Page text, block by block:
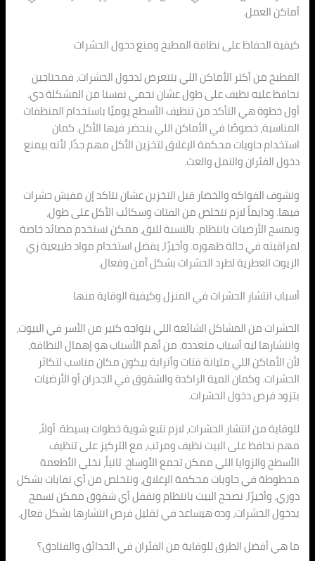
أماكن العمل.
كيفية الحفاظ على نظافة المطبخ ومنع دخول الحشرات
المطبخ من أكتر الأماكن اللي بتتعرض لدخول الحشرات، فمحتاجين
نحافظ عليه نظيف على طول عشان نحمي نفسنا من المشكلة دي.
أول خطوة هي التأكد من تنظيف الأسطح يوميًا باستخدام المنظفات
المناسبة، خصوصًا في الأماكن اللي بنحضر فيها الأكل. كمان
استخدام حاويات محكمة الإغلاق لتخزين الأكل مهم جدًا، لأنه بيمنع
دخول الفئران والنمل والعث.
ونشوف الفواكه والخضار قبل التخزين عشان نتاكد إن مفيش حشرات
فيها. ودايماً لازم نتخلص من الفتات وسكائب الأكل على طول،
ونمسح الأرضيات بانتظام. بالنسبة للبق، ممكن نستخدم مصائد خاصة
لمراقبته في حالة ظهوره. وأخيرًا، يفضل استخدام مواد طبيعية زي
الزيوت العطرية لطرد الحشرات بشكل آمن وفعال.
أسباب انتشار الحشرات في المنزل وكيفية الوقاية منها
الحشرات من المشاكل الشائعة اللي بتواجه كتير من الأسر في البيوت،
وانتشارها ليه أسباب متعددة. من أهم الأسباب هو إهمال النظافة،
لأن الأماكن اللي مليانة فتات وأترابة بيكون مكان مناسب لتكاثر
الحشرات. وكمان المية الراكدة والشقوق في الجدران أو الأرضيات
بتزود فرص دخول الحشرات.
للوقاية من انتشار الحشرات، لازم نتبع شوية خطوات بسيطة. أولاً،
مهم نحافظ على البيت نظيف ومرتب، مع التركيز على تنظيف
الأسطح والزوايا اللي ممكن تجمع الأوساخ. ثانياً، نخلي الأطعمة
محطوطة في حاويات محكمة الإغلاق، ونتخلص من أي نفايات بشكل
دوري. وأخيرًا، نصحح البيت بانتظام ونقفل أي شقوق ممكن تسمح
بدخول الحشرات، وده هيساعد في تقليل فرص انتشارها بشكل فعال.
ما هي أفضل الطرق للوقاية من الفئران في الحدائق والفنادق؟